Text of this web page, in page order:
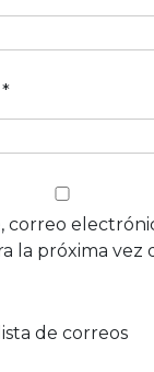
*
correo
la próxima vez
de correos